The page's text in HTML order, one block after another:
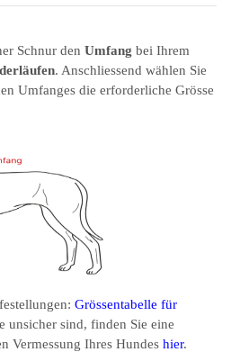
Schnur den Umfang bei Ihrem
. Anschliessend wählen Sie
Umfanges die erforderliche Grösse
Grössentabelle für
unsicher sind, finden Sie eine
Vermessung Ihres Hundes hier.